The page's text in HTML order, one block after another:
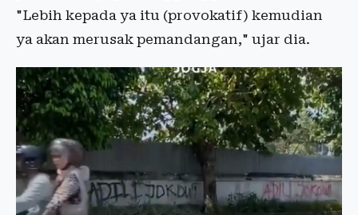
"Lebih kepada ya itu (provokatif) kemudian
ya akan merusak pemandangan," ujar dia.